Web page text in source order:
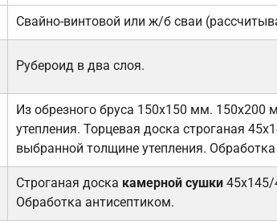
Свайно-винтовой или ж/б сваи
Рубероид в два слоя.
Из обрезного бруса 150х150 мм. 150х200
утепления. Торцевая доска строганая
выбранной толщине утепления.
Строганая доска камерной сушки
Обработка антисептиком.